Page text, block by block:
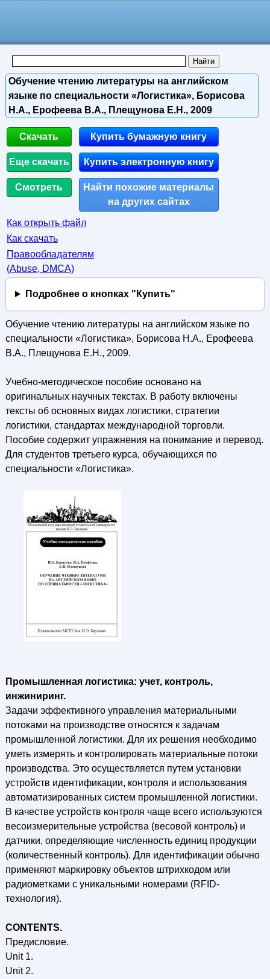
Обучение чтению литературы на английском
языке по специальности «Логистика», Борисова
Н.А., Ерофеева В.А., Плещунова Е.Н., 2009
Скачать
Еще скачать
Смотреть
Купить бумажную книгу
Купить электронную книгу
Найти похожие материалы
на других сайтах
Как открыть файл
Как скачать
Правообладателям
(Abuse, DMСA)
Подробнее о кнопках "Купить"
Обучение чтению литературы на английском языке по
специальности «Логистика», Борисова Н.А., Ерофеева
В.А., Плещунова Е.Н., 2009.
Учебно-методическое пособие основано на
оригинальных научных текстах. В работу включены
тексты об основных видах логистики, стратегии
логистики, стандартах международной торговли.
Пособие содержит упражнения на понимание и перевод.
Для студентов третьего курса, обучающихся по
специальности «Логистика».
Промышленная логистика: учет, контроль,
инжиниринг.
Задачи эффективного управления материальными
потоками на производстве относятся к задачам
промышленной логистики. Для их решения необходимо
уметь измерять и контролировать материальные потоки
производства. Это осуществляется путем установки
устройств идентификации, контроля и использования
автоматизированных систем промышленной логистики.
В качестве устройств контроля чаще всего используются
весоизмерительные устройства (весовой контроль) и
датчики, определяющие численность единиц продукции
(количественный контроль). Для идентификации обычно
применяют маркировку объектов штрихкодом или
радиометками с уникальными номерами (RFID-
технология).
CONTENTS.
Предисловие.
Unit 1.
Unit 2.